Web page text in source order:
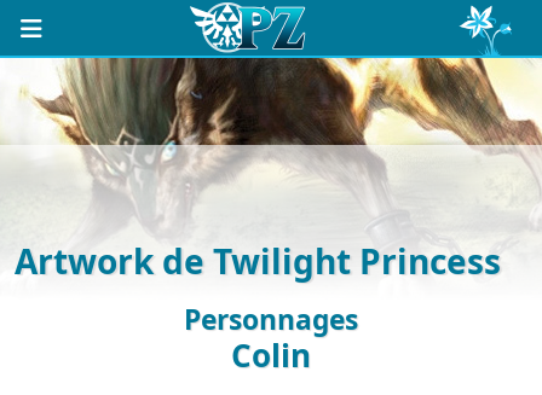
Artwork de Twilight Princess
Personnages
Colin